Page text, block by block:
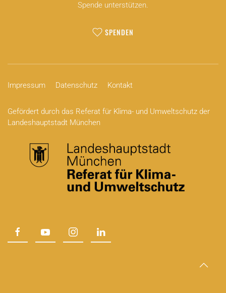
Spende unterstützen.
SPENDEN
Impressum Datenschutz Kontakt
Gefördert durch das Referat für Klima- und Umweltschutz der
Landeshauptstadt München